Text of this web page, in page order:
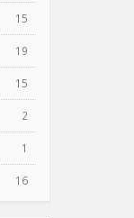
15
19
15
2
1
16